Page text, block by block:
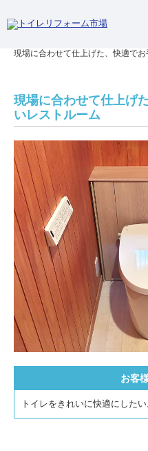
現場に合わせて仕上げた、快適で
現場に合わせて仕上げ
いレストルーム
お客
トイレをきれいに快適にしたい